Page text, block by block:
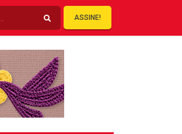
ASSINE!